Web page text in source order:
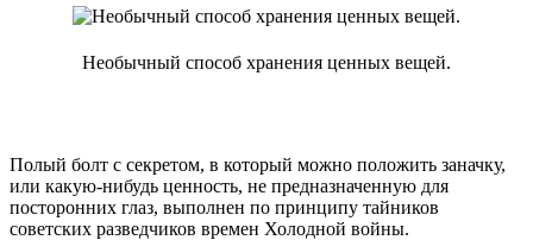
Необычный способ хранения ценных вещей.
Полый болт с секретом, в который можно положить заначку,
или какую-нибудь ценность, не предназначенную для
посторонних глаз, выполнен по принципу тайников
советских разведчиков времен Холодной войны.